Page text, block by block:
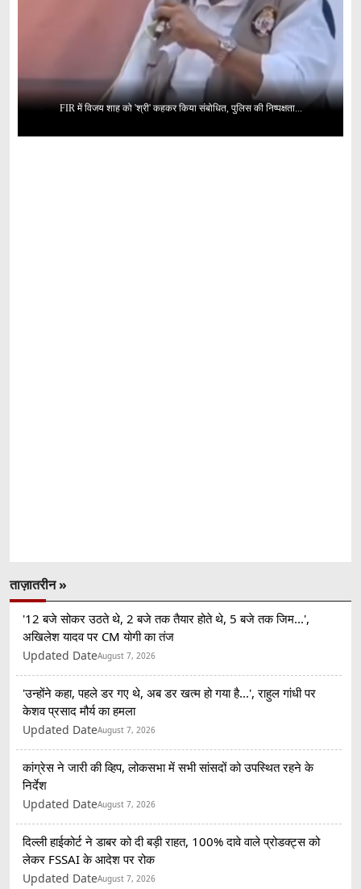
FIR में विजय शाह को 'श्री' कहकर किया संबोधित, पुलिस की निष्पक्षता...
ताज़ातरीन »
'12 बजे सोकर उठते थे, 2 बजे तक तैयार होते थे, 5 बजे तक जिम...',
अखिलेश यादव पर CM योगी का तंज
Updated DateAugust 7, 2026
'उन्होंने कहा, पहले डर गए थे, अब डर खत्म हो गया है...', राहुल गांधी पर
केशव प्रसाद मौर्य का हमला
Updated DateAugust 7, 2026
कांग्रेस ने जारी की व्हिप, लोकसभा में सभी सांसदों को उपस्थित रहने के
निर्देश
Updated DateAugust 7, 2026
दिल्ली हाईकोर्ट ने डाबर को दी बड़ी राहत, 100% दावे वाले प्रोडक्ट्स को
लेकर FSSAI के आदेश पर रोक
Updated DateAugust 7, 2026